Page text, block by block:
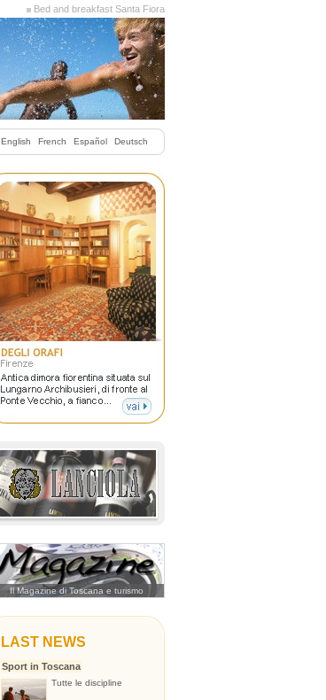
Bed and breakfast Santa Fiora
English French Español Deutsch
Il Magazine di Toscana e turismo
LAST NEWS
Sport in Toscana
Tutte le discipline